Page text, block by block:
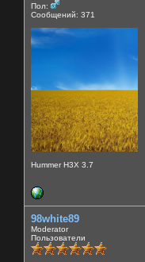
Пол:
Сообщений: 371
Hummer H3X 3.7
98white89
Moderator
Пользователи